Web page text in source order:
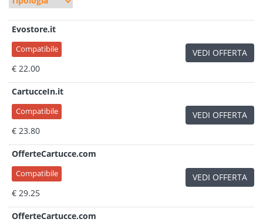
Evostore.it
Compatibile
€ 22.00
VEDI OFFERTA
CartucceIn.it
Compatibile
€ 23.80
VEDI OFFERTA
OfferteCartucce.com
Compatibile
€ 29.25
VEDI OFFERTA
OfferteCartucce.com